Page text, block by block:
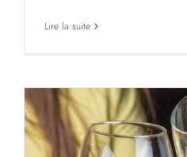
Lire la suite